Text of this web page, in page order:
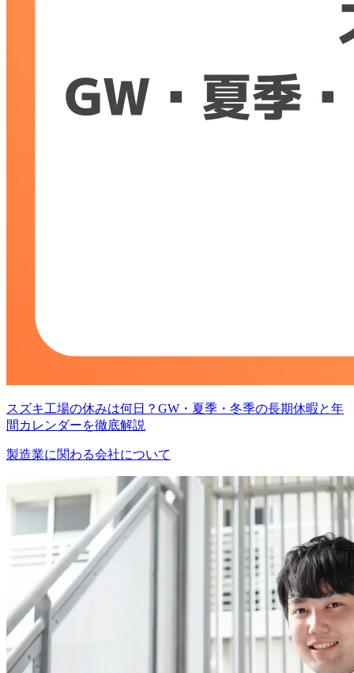
スズキ工場の休みは何日？GW・夏季・冬季の長期休暇と年
間カレンダーを徹底解説
製造業に関わる会社について